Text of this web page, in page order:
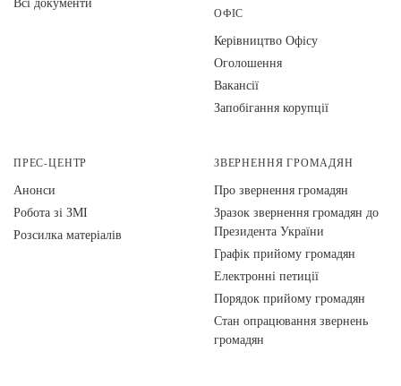
ОФІС
Керівництво Офісу
Оголошення
Вакансії
Запобігання корупції
ПРЕС-ЦЕНТР
Анонси
Робота зі ЗМІ
Розсилка матеріалів
ЗВЕРНЕННЯ ГРОМАДЯН
Про звернення громадян
Зразок звернення громадян до
Президента України
Графік прийому громадян
Електронні петиції
Порядок прийому громадян
Стан опрацювання звернень
громадян